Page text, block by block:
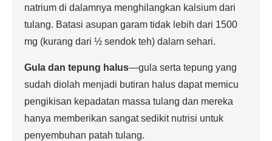
natrium di dalamnya menghilangkan kalsium dari
tulang. Batasi asupan garam tidak lebih dari 1500
mg (kurang dari ½ sendok teh) dalam sehari.
Gula dan tepung halus—gula serta tepung yang
sudah diolah menjadi butiran halus dapat memicu
pengikisan kepadatan massa tulang dan mereka
hanya memberikan sangat sedikit nutrisi untuk
penyembuhan patah tulang.